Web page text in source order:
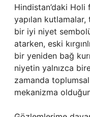
Hindistan’daki
yapılan
bir iyi niyet
atarken, eski
bir yeniden bağ
niyetin yalnızca
zamanda
mekanizma